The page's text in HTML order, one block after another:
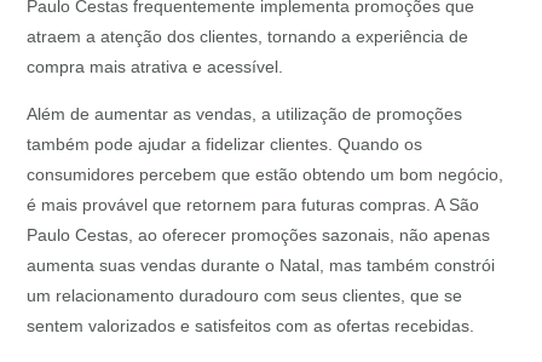
Paulo Cestas frequentemente implementa promoções que
atraem a atenção dos clientes, tornando a experiência de
compra mais atrativa e acessível.
Além de aumentar as vendas, a utilização de promoções
também pode ajudar a fidelizar clientes. Quando os
consumidores percebem que estão obtendo um bom negócio,
é mais provável que retornem para futuras compras. A São
Paulo Cestas, ao oferecer promoções sazonais, não apenas
aumenta suas vendas durante o Natal, mas também constrói
um relacionamento duradouro com seus clientes, que se
sentem valorizados e satisfeitos com as ofertas recebidas.